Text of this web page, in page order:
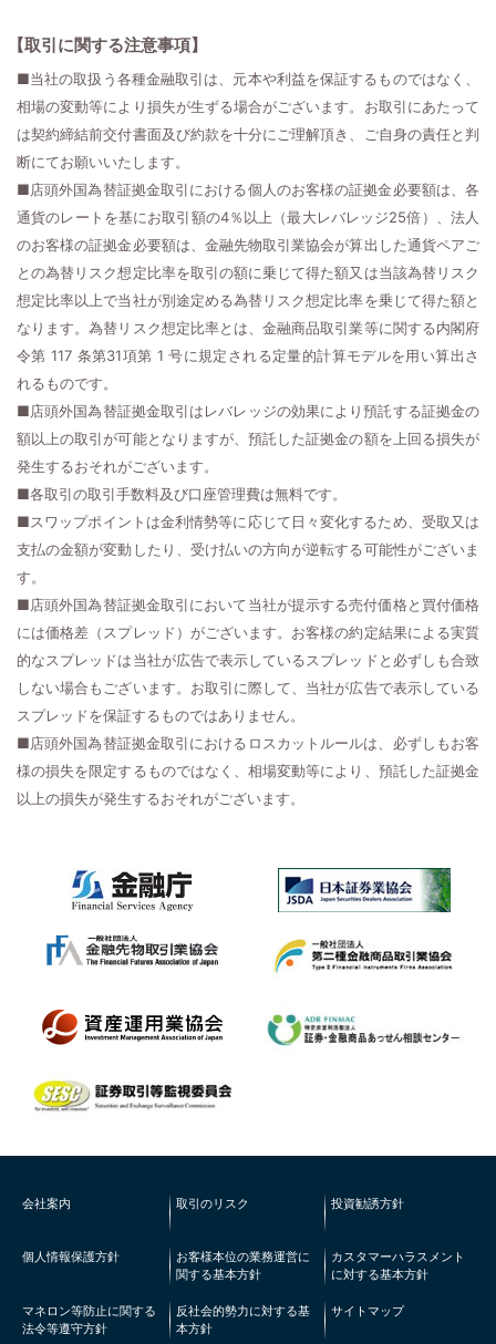
【取引に関する注意事項】
■当社の取扱う各種金融取引は、元本や利益を保証するものではなく、
相場の変動等により損失が生ずる場合がございます。お取引にあたって
は契約締結前交付書面及び約款を十分にご理解頂き、ご自身の責任と判
断にてお願いいたします。
■店頭外国為替証拠金取引における個人のお客様の証拠金必要額は、各
通貨のレートを基にお取引額の4％以上（最大レバレッジ25倍）、法人
のお客様の証拠金必要額は、金融先物取引業協会が算出した通貨ペアご
との為替リスク想定比率を取引の額に乗じて得た額又は当該為替リスク
想定比率以上で当社が別途定める為替リスク想定比率を乗じて得た額と
なります。為替リスク想定比率とは、金融商品取引業等に関する内閣府
令第 117 条第31項第 1 号に規定される定量的計算モデルを用い算出さ
れるものです。
■店頭外国為替証拠金取引はレバレッジの効果により預託する証拠金の
額以上の取引が可能となりますが、預託した証拠金の額を上回る損失が
発生するおそれがございます。
■各取引の取引手数料及び口座管理費は無料です。
■スワップポイントは金利情勢等に応じて日々変化するため、受取又は
支払の金額が変動したり、受け払いの方向が逆転する可能性がございま
す。
■店頭外国為替証拠金取引において当社が提示する売付価格と買付価格
には価格差（スプレッド）がございます。お客様の約定結果による実質
的なスプレッドは当社が広告で表示しているスプレッドと必ずしも合致
しない場合もございます。お取引に際して、当社が広告で表示している
スプレッドを保証するものではありません。
■店頭外国為替証拠金取引におけるロスカットルールは、必ずしもお客
様の損失を限定するものではなく、相場変動等により、預託した証拠金
以上の損失が発生するおそれがございます。
会社案内 取引のリスク 投資勧誘方針
個人情報保護方針
お客様本位の業務運営に
関する基本方針
カスタマーハラスメント
に対する基本方針
マネロン等防止に関する
法令等遵守方針
反社会的勢力に対する基
本方針
サイトマップ